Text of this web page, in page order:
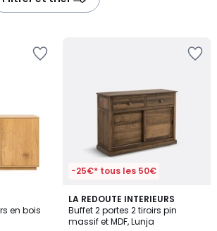
en bois
-25€* tous les 50€
LA REDOUTE INTERIEURS
Buffet 2 portes 2 tiroirs pin
massif et MDF, Lunja
4,6
/ 5